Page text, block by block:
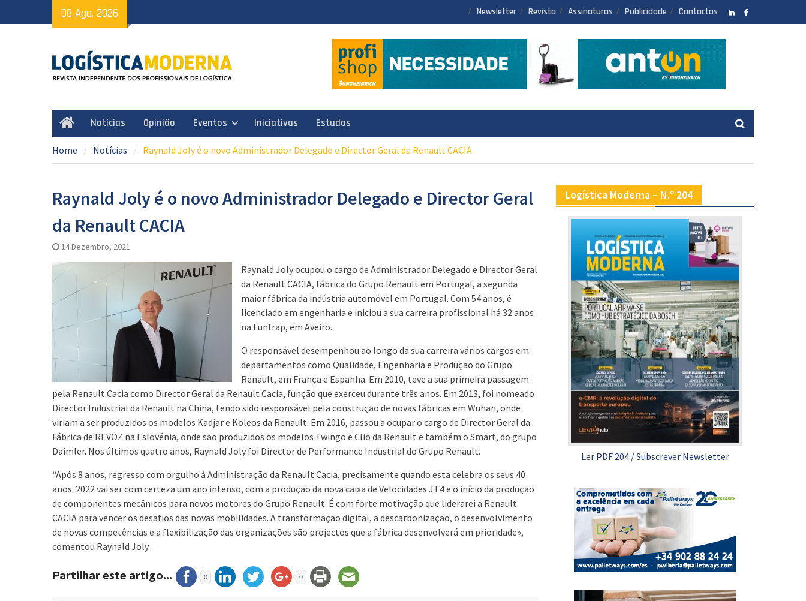
to
08 Ago, 2026 Newsletter Revista Assinaturas Publicidade Contactos
HomeNotícias Opinião Eventos Iniciativas Estudos
Home Notícias Raynald Joly é o novo Administrador Delegado e Director Geral da Renault CACIA
Raynald Joly é o novo Administrador Delegado e Director Geral
da Renault CACIA
14 Dezembro, 2021
Raynald Joly ocupou o cargo de Administrador Delegado e Director Geral
da Renault CACIA, fábrica do Grupo Renault em Portugal, a segunda
maior fábrica da indústria automóvel em Portugal. Com 54 anos, é
licenciado em engenharia e iniciou a sua carreira profissional há 32 anos
na Funfrap, em Aveiro.
O responsável desempenhou ao longo da sua carreira vários cargos em
departamentos como Qualidade, Engenharia e Produção do Grupo
Renault, em França e Espanha. Em 2010, teve a sua primeira passagem
pela Renault Cacia como Director Geral da Renault Cacia, função que exerceu durante três anos. Em 2013, foi nomeado
Director Industrial da Renault na China, tendo sido responsável pela construção de novas fábricas em Wuhan, onde
viriam a ser produzidos os modelos Kadjar e Koleos da Renault. Em 2016, passou a ocupar o cargo de Director Geral da
Fábrica de REVOZ na Eslovénia, onde são produzidos os modelos Twingo e Clio da Renault e também o Smart, do grupo
Daimler. Nos últimos quatro anos, Raynald Joly foi Director de Performance Industrial do Grupo Renault.
“Após 8 anos, regresso com orgulho à Administração da Renault Cacia, precisamente quando esta celebra os seus 40
anos. 2022 vai ser com certeza um ano intenso, com a produção da nova caixa de Velocidades JT4 e o início da produção
de componentes mecânicos para novos motores do Grupo Renault. É com forte motivação que liderarei a Renault
CACIA para vencer os desafios das novas mobilidades. A transformação digital, a descarbonização, o desenvolvimento
de novas competências e a flexibilização das organizações são projectos que a fábrica desenvolverá em prioridade»,
comentou Raynald Joly.
Partilhar este artigo... 0 0
Logística Moderna – N.º 204
Ler PDF 204/Subscrever Newsletter